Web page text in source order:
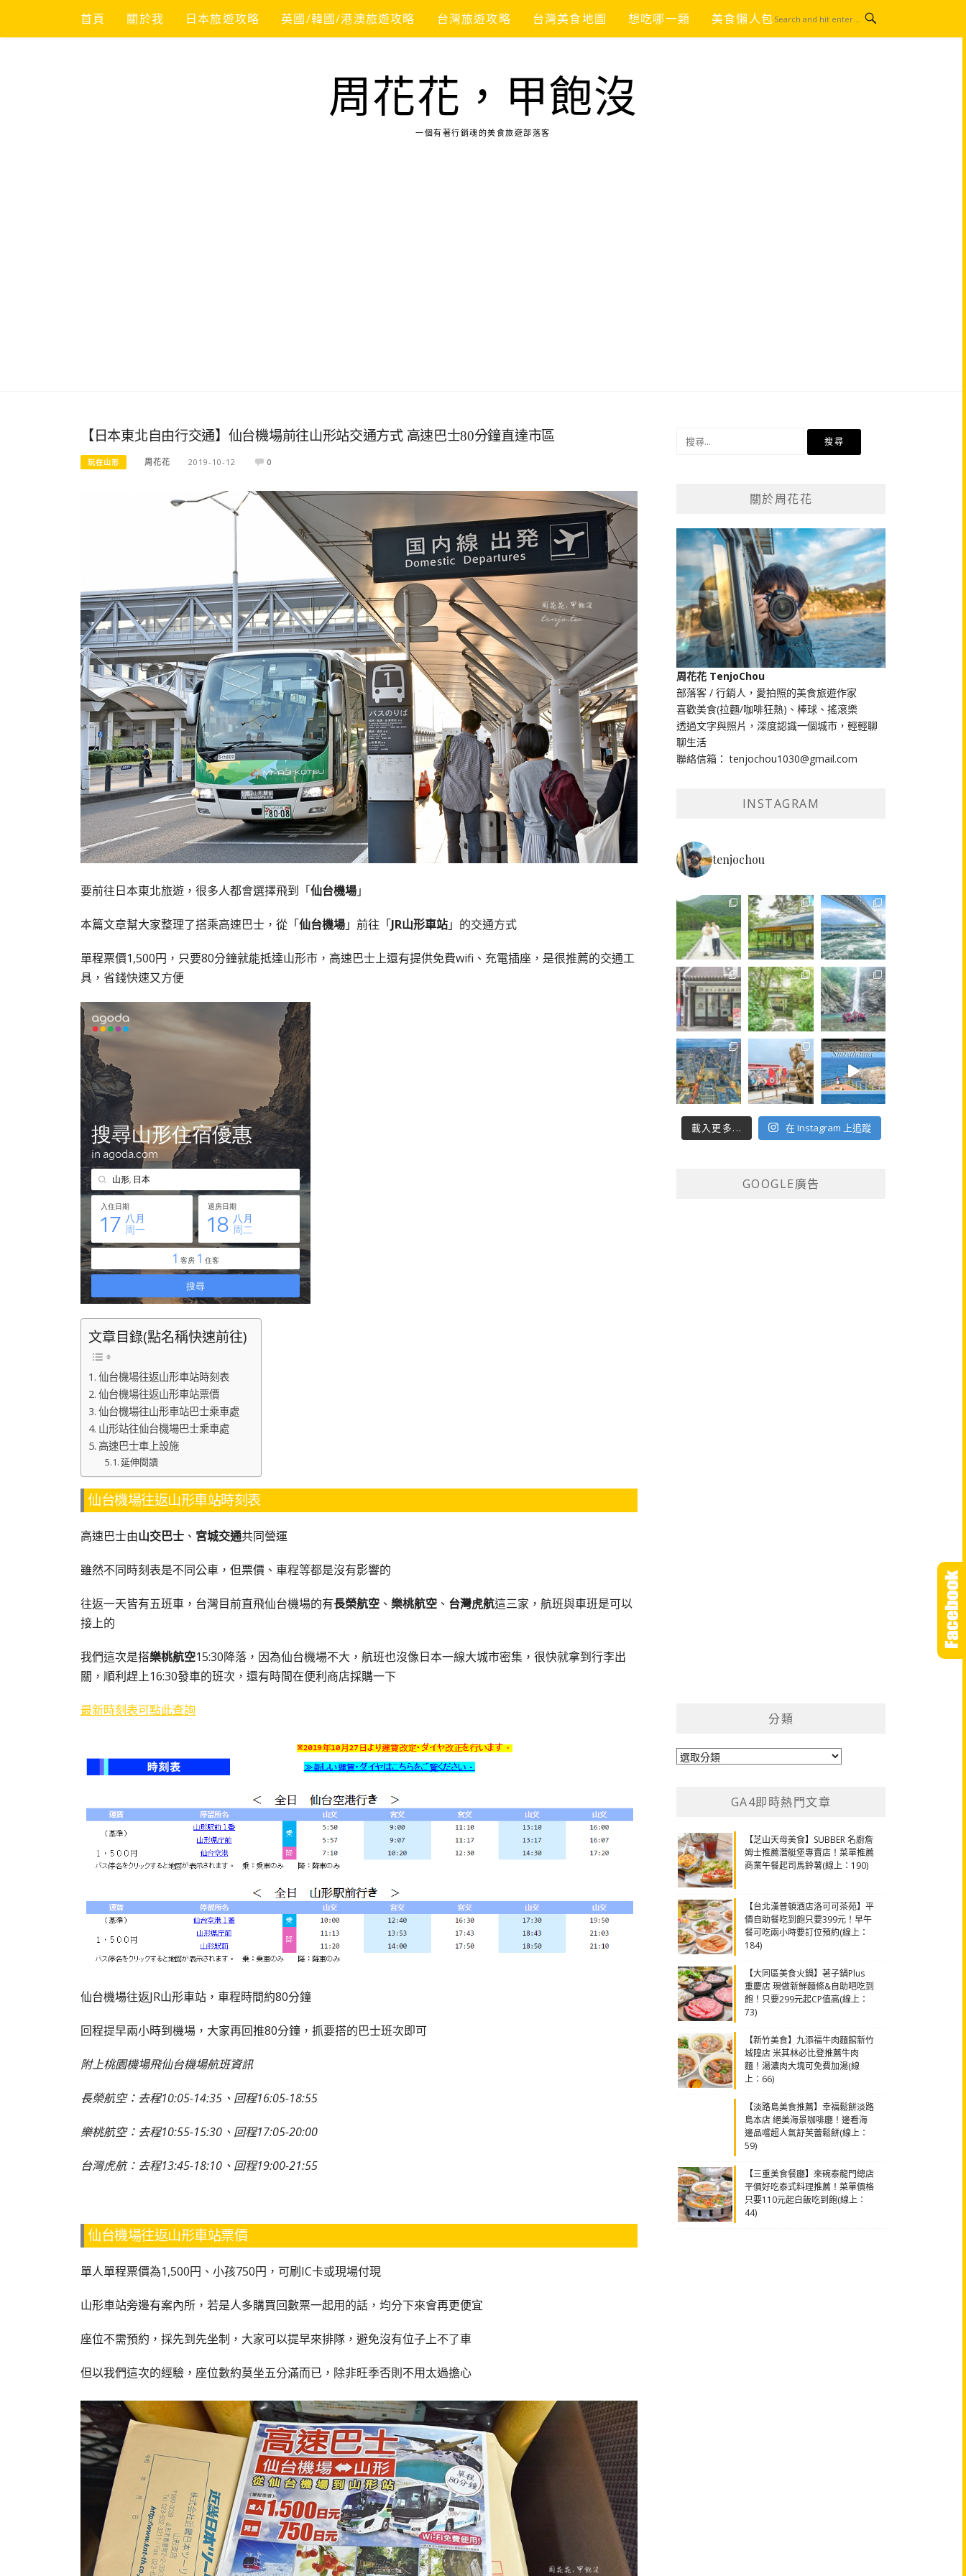
content
首頁 關於我 日本旅遊攻略 英國/韓國/港澳旅遊攻略 台灣旅遊攻略 台灣美食地圖 想吃哪一類 美食懶人包
周花花，甲飽沒
一個有著行銷魂的美食旅遊部落客
【日本東北自由行交通】仙台機場前往山形站交通方式 高速巴士80分鐘直達市區
玩在山形 周花花 2019-10-12 0
要前往日本東北旅遊，很多人都會選擇飛到「仙台機場」
本篇文章幫大家整理了搭乘高速巴士，從「仙台機場」前往「JR山形車站」的交通方式
單程票價1,500円，只要80分鐘就能抵達山形市，高速巴士上還有提供免費wifi、充電插座，是很推薦的交通工
具，省錢快速又方便
文章目錄(點名稱快速前往)
仙台機場往返山形車站時刻表
仙台機場往返山形車站票價
仙台機場往山形車站巴士乘車處
山形站往仙台機場巴士乘車處
高速巴士車上設施
延伸閱讀
仙台機場往返山形車站時刻表
高速巴士由山交巴士 、 宮城交通共同營運
雖然不同時刻表是不同公車，但票價、車程等都是沒有影響的
往返一天皆有五班車，台灣目前直飛仙台機場的有長榮航空 、 樂桃航空 、 台灣虎航這三家，航班與車班是可以
接上的
我們這次是搭樂桃航空15:30降落，因為仙台機場不大，航班也沒像日本一線大城市密集，很快就拿到行李出
關，順利趕上16:30發車的班次，還有時間在便利商店採購一下
最新時刻表可點此查詢
仙台機場往返JR山形車站，車程時間約80分鐘
回程提早兩小時到機場，大家再回推80分鐘，抓要搭的巴士班次即可
附上桃園機場飛仙台機場航班資訊
長榮航空：去程10:05-14:35、回程16:05-18:55
樂桃航空：去程10:55-15:30、回程17:05-20:00
台灣虎航：去程13:45-18:10、回程19:00-21:55
仙台機場往返山形車站票價
單人單程票價為1,500円、小孩750円，可刷IC卡或現場付現
山形車站旁邊有案內所，若是人多購買回數票一起用的話，均分下來會再更便宜
座位不需預約，採先到先坐制，大家可以提早來排隊，避免沒有位子上不了車
但以我們這次的經驗，座位數約莫坐五分滿而已，除非旺季否則不用太過擔心
關於周花花
周花花 TenjoChou
部落客 / 行銷人，愛拍照的美食旅遊作家
喜歡美食(拉麵/咖啡狂熱)、棒球、搖滾樂
透過文字與照片，深度認識一個城市，輕輕聊
聊生活
聯絡信箱： tenjochou1030@gmail.com
INSTAGRAM
tenjochou
載入更多... 在 Instagram 上追蹤
GOOGLE廣告
分類
分
GA4即時熱門文章
【芝山天母美食】SUBBER 名廚詹
姆士推薦潛艇堡專賣店！菜單推薦
商業午餐起司馬鈴薯(線上：190)
【台北漢普頓酒店洛可可茶苑】平
價自助餐吃到飽只要399元！早午
餐可吃兩小時要訂位預約(線上：
184)
【大同區美食火鍋】荖子鍋Plus
重慶店 現做新鮮麵條&自助吧吃到
飽！只要299元起CP值高(線上：
73)
【新竹美食】九添福牛肉麵館新竹
城隍店 米其林必比登推薦牛肉
麵！湯濃肉大塊可免費加湯(線
上：66)
【淡路島美食推薦】幸福鬆餅淡路
島本店 絕美海景咖啡廳！邊看海
邊品嚐超人氣舒芙蕾鬆餅(線上：
59)
【三重美食餐廳】來碗泰龍門總店
平價好吃泰式料理推薦！菜單價格
只要110元起白飯吃到飽(線上：
44)